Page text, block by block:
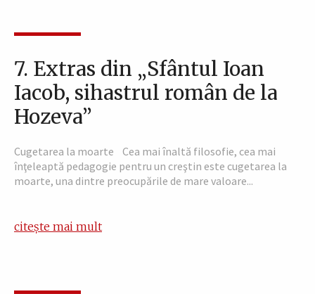
7. Extras din „Sfântul Ioan
Iacob, sihastrul român de la
Hozeva”
Cugetarea la moarte Cea mai înaltă filosofie, cea mai
înţeleaptă pedagogie pentru un creştin este cugetarea la
moarte, una dintre preocupările de mare valoare...
citește mai mult